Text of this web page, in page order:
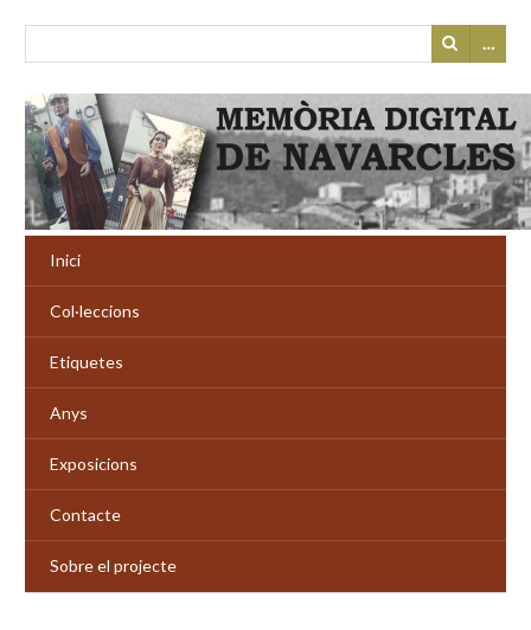
…
Inici
Col·leccions
Etiquetes
Anys
Exposicions
Contacte
Sobre el projecte